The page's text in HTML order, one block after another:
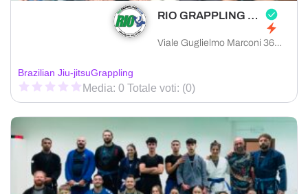
RIO GRAPPLING CLUB PRATO
Viale Guglielmo Marconi 36, 59100 Prato provincia di Prato, Italia
Brazilian Jiu-jitsuGrappling
Media: 0 Totale voti: (0)